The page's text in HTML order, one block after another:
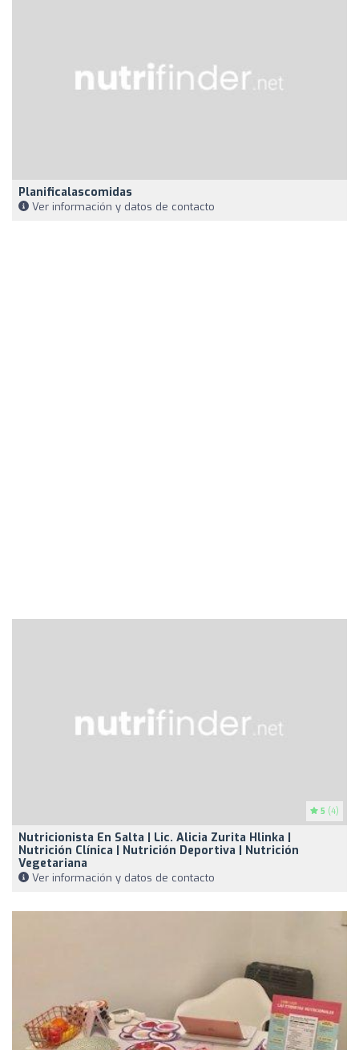
Planificalascomidas
Ver información y datos de contacto
5 (4)
Nutricionista En Salta | Lic. Alicia Zurita Hlinka |
Nutrición Clínica | Nutrición Deportiva | Nutrición
Vegetariana
Ver información y datos de contacto